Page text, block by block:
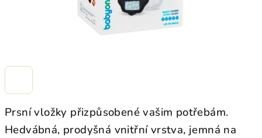
Prsní vložky přizpůsobené vašim potřebám.
Hedvábná, prodyšná vnitřní vrstva, jemná na